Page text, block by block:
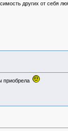
других от себя
приобрела